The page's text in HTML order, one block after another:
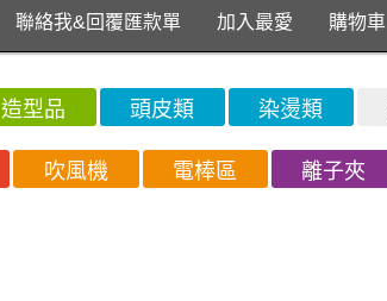
聯絡我&回覆匯款單 加入最愛 購物車
造型品 頭皮類 染燙類
吹風機 電棒區 離子夾